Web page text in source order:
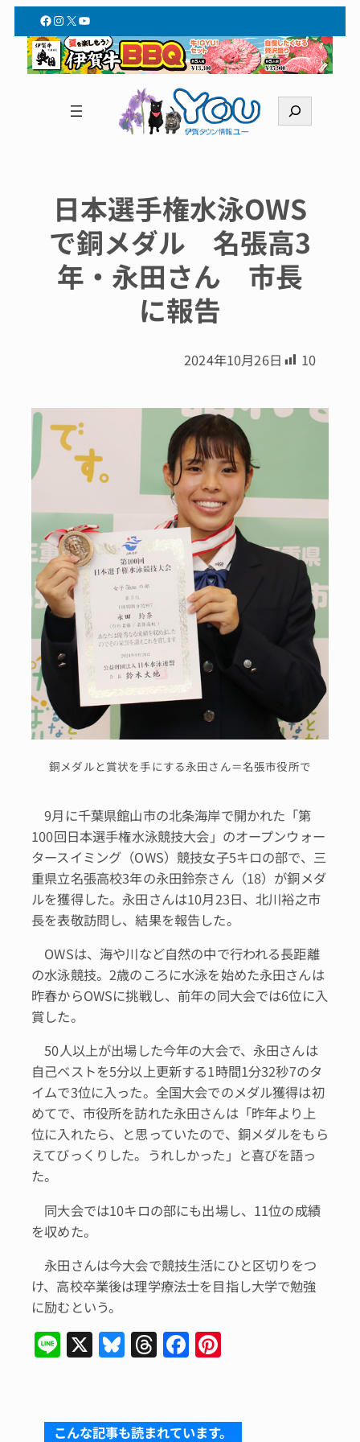
Facebook
Instagram
X YouTube
索
日本選手権水泳OWS
で銅メダル 名張高3
年・永田さん 市長
に報告
2024年10月26日 10
銅メダルと賞状を手にする永田さん＝名張市役所で
9月に千葉県館山市の北条海岸で開かれた「第
100回日本選手権水泳競技大会」のオープンウォー
タースイミング（OWS）競技女子5キロの部で、三
重県立名張高校3年の永田鈴奈さん（18）が銅メダ
ルを獲得した。永田さんは10月23日、北川裕之市
長を表敬訪問し、結果を報告した。
OWSは、海や川など自然の中で行われる長距離
の水泳競技。2歳のころに水泳を始めた永田さんは
昨春からOWSに挑戦し、前年の同大会では6位に入
賞した。
50人以上が出場した今年の大会で、永田さんは
自己ベストを5分以上更新する1時間1分32秒7のタ
イムで3位に入った。全国大会でのメダル獲得は初
めてで、市役所を訪れた永田さんは「昨年より上
位に入れたら、と思っていたので、銅メダルをもら
えてびっくりした。うれしかった」と喜びを語っ
た。
同大会では10キロの部にも出場し、11位の成績
を収めた。
永田さんは今大会で競技生活にひと区切りをつ
け、高校卒業後は理学療法士を目指し大学で勉強
に励むという。
Li
n
X Bl
u
s
T
hr
a
F
a
e re
こんな記事も読まれています。